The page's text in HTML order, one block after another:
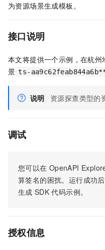
为资源场景生成模板。
接口说明
本文将提供一个示例，在杭
景 ts-
说明 资源探查类型的
调试
您可以在 OpenAPI
算签名的困扰。运行成功
生成 SDK 代码示例。
授权信息